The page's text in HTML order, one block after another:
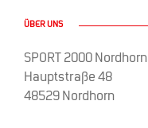
ÜBER UNS
SPORT 2000 Nordhorn
Hauptstraße 48
48529 Nordhorn